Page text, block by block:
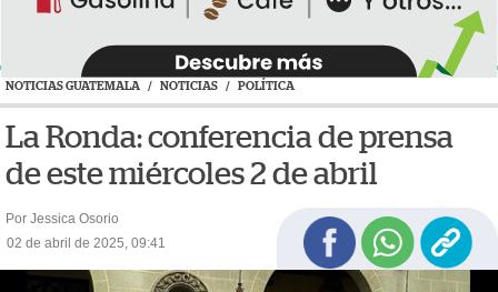
NOTICIAS GUATEMALA / NOTICIAS / POLÍTICA
La Ronda: conferencia de prensa
de este miércoles 2 de abril
Por Jessica Osorio
02 de abril de 2025, 09:41